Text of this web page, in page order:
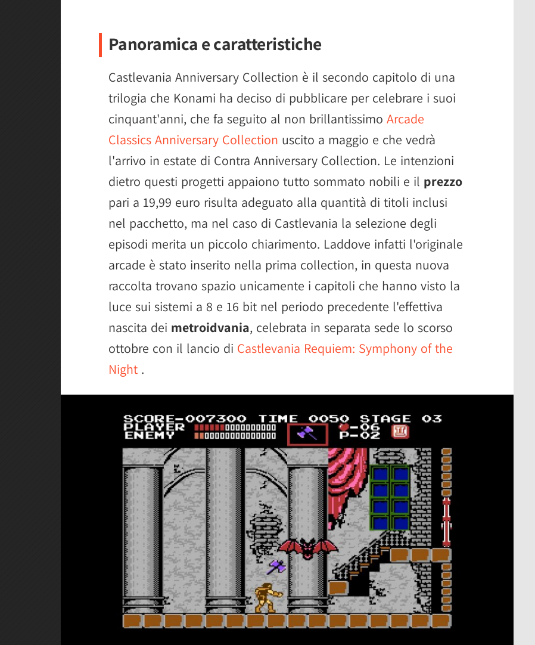
Panoramica e caratteristiche
Castlevania Anniversary Collection è il secondo capitolo di una
trilogia che Konami ha deciso di pubblicare per celebrare i suoi
cinquant'anni, che fa seguito al non brillantissimo Arcade
Classics Anniversary Collection uscito a maggio e che vedrà
l'arrivo in estate di Contra Anniversary Collection. Le intenzioni
dietro questi progetti appaiono tutto sommato nobili e il prezzo
pari a 19,99 euro risulta adeguato alla quantità di titoli inclusi
nel pacchetto, ma nel caso di Castlevania la selezione degli
episodi merita un piccolo chiarimento. Laddove infatti l'originale
arcade è stato inserito nella prima collection, in questa nuova
raccolta trovano spazio unicamente i capitoli che hanno visto la
luce sui sistemi a 8 e 16 bit nel periodo precedente l'effettiva
nascita dei metroidvania, celebrata in separata sede lo scorso
ottobre con il lancio di Castlevania Requiem: Symphony of the
Night .